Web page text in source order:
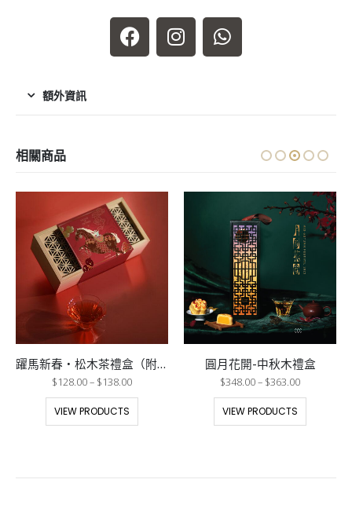
額外資訊
相關商品
躍馬新春・松木茶禮盒（附梅花杯）
$128.00– $138.00
VIEW PRODUCTS
圓月花開-中秋木禮盒
$348.00– $363.00
VIEW PRODUCTS